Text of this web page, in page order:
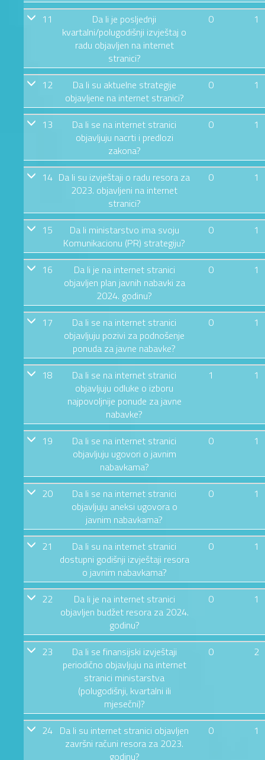
11
Da li je posljednji
kvartalni/polugodišnji izvještaj o
radu objavljen na internet
stranici?
0 1
12
Da li su aktuelne strategije
objavljene na internet stranici?
0 1
13
Da li se na internet stranici
objavljuju nacrti i predlozi
zakona?
0 1
14 Da li su izvještaji o radu resora za
2023. objavljeni na internet
stranici?
0 1
15
Da li ministarstvo ima svoju
Komunikacionu (PR) strategiju?
0 1
16
Da li je na internet stranici
objavljen plan javnih nabavki za
2024. godinu?
0 1
17
Da li se na internet stranici
objavljuju pozivi za podnošenje
ponuda za javne nabavke?
0 1
18
Da li se na internet stranici
objavljuju odluke o izboru
najpovoljnije ponude za javne
nabavke?
1 1
19
Da li se na internet stranici
objavljuju ugovori o javnim
nabavkama?
0 1
20
Da li se na internet stranici
objavljuju aneksi ugovora o
javnim nabavkama?
0 1
21
Da li su na internet stranici
dostupni godišnji izvještaji resora
o javnim nabavkama?
0 1
22
Da li je na internet stranici
objavljen budžet resora za 2024.
godinu?
0 1
23
Da li se finansijski izvještaji
periodično objavljuju na internet
stranici ministarstva
(polugodišnji, kvartalni ili
mjesečni)?
0 2
24 Da li su internet stranici objavljen
završni računi resora za 2023.
godinu?
0 1